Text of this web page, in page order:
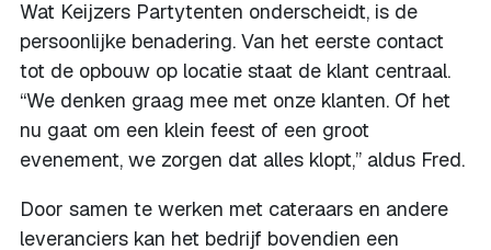
Wat Keijzers Partytenten onderscheidt, is de
persoonlijke benadering. Van het eerste contact
tot de opbouw op locatie staat de klant centraal.
“We denken graag mee met onze klanten. Of het
nu gaat om een klein feest of een groot
evenement, we zorgen dat alles klopt,” aldus Fred.
Door samen te werken met cateraars en andere
leveranciers kan het bedrijf bovendien een